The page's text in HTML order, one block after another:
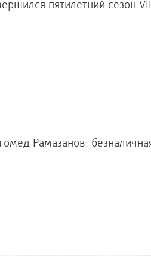
пятилетний сезон
Рамазанов: